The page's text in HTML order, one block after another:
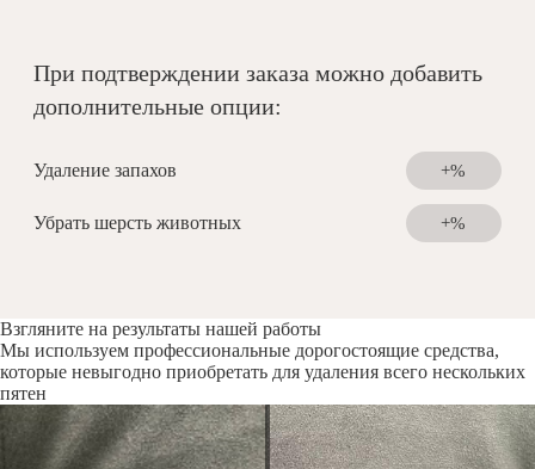
При подтверждении заказа можно добавить
дополнительные опции:
Удаление запахов +%
Убрать шерсть животных +%
Взгляните на результаты нашей работы
Мы используем профессиональные дорогостоящие средства,
которые невыгодно приобретать для удаления всего нескольких
пятен